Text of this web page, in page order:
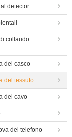
detector
collaudo
del casco
del tessuto
del cavo
del telefono